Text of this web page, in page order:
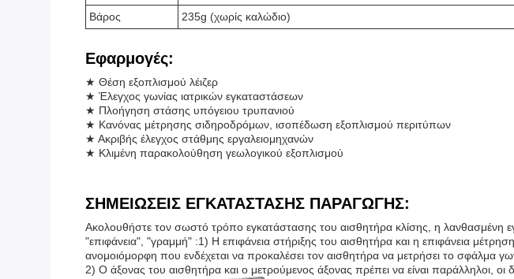
Βάρος
235g (χωρίς καλώδιο)
Εφαρμογές:
★ Θέση εξοπλισμού λέιζερ
★ Έλεγχος γωνίας ιατρικών εγκαταστάσεων
★ Πλοήγηση στάσης υπόγειου τρυπανιού
★ Κανόνας μέτρησης σιδηροδρόμων, ισοπέδωση εξοπλισμού περιτύπων
★ Ακριβής έλεγχος στάθμης εργαλειομηχανών
★ Κλιμένη παρακολούθηση γεωλογικού εξοπλισμού
ΣΗΜΕΙΩΣΕΙΣ ΕΓΚΑΤΑΣΤΑΣΗΣ ΠΑΡΑΓΩΓΗΣ:
Ακολουθήστε τον σωστό τρόπο εγκατάστασης του αισθητήρα κλίσης, η λανθασμένη
"επιφάνεια", "γραμμή" :1) Η επιφάνεια στήριξης του αισθητήρα και η επιφάνεια
ανομοιόμορφη που ενδέχεται να προκαλέσει τον αισθητήρα να μετρήσει το σφάλμα
2) Ο άξονας του αισθητήρα και ο μετρούμενος άξονας πρέπει να είναι παράλληλοι,